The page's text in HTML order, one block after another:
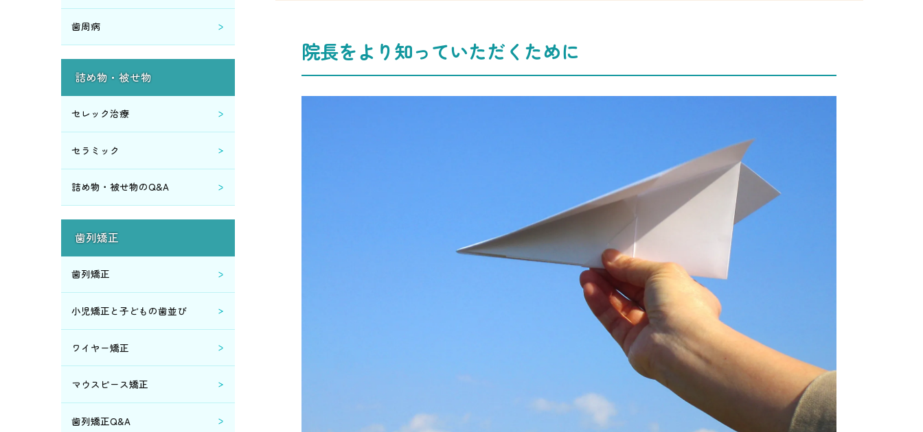
院長をより知っていただくために
歯周病
詰め物・被せ物
セレック治療
セラミック
詰め物・被せ物のQ&A
歯列矯正
歯列矯正
小児矯正と子どもの歯並び
ワイヤー矯正
マウスピース矯正
歯列矯正Q&A